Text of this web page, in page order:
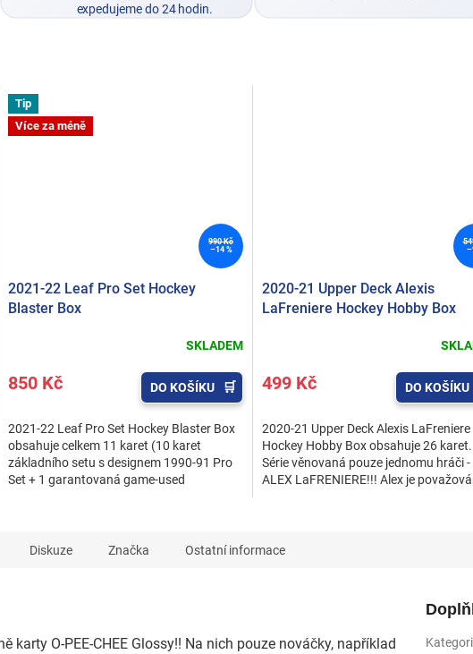
expedujeme do 24 hodin.
Tip
Více za méně
990 Kč
–14 %
2021-22 Leaf Pro Set Hockey
Blaster Box
SKLADEM
850 Kč DO KOŠÍKU
2021-22 Leaf Pro Set Hockey Blaster Box
obsahuje celkem 11 karet (10 karet
základního setu s designem 1990-91 Pro
Set + 1 garantovaná game-used
2020-21 Upper Deck Alexis
LaFreniere Hockey Hobby Box
499 Kč DO KOŠÍKU
2020-21 Upper Deck Alexis LaFreniere
Hockey Hobby Box obsahuje 26 karet.
Série věnovaná pouze jednomu hráči -
ALEX LaFRENIERE!!! Alex je
Diskuze Značka Ostatní informace
karty O-PEE-CHEE Glossy!! Na nich pouze nováčky, například